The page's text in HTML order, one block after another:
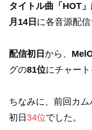
タイトル曲「 HOT」
月14日 に各音源配信
配信初日 から、
グの81位にチャート
ちなみに、前回カム
初日 34位でした。